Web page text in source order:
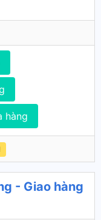
hàng
- Giao hàng